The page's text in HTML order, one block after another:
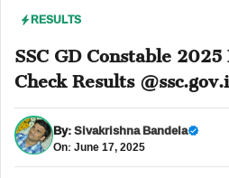
RESULTS
SSC GD Constable
Check Results
By:Sivakrishna Bandela
On: June 17, 2025